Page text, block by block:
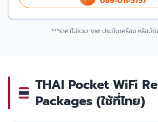
***ราคาไม่รวม Vat ประกันเครื่อง หรือมัด
THAI Pocket WiFi
Packages (ใช้ที่ไทย)